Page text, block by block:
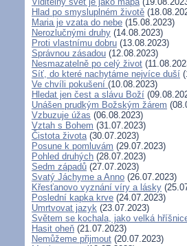
Hlad po smysluplném životě
Maria je vzata do nebe (15.08.2023)
Nerozlučnými druhy (14.08.2023)
Proti vlastnímu dobru (13.08.2023)
Správnou zásadou (12.08.2023)
Nesmazatelně po celý život
Síť, do které nachytáme nejvíce duší
Ve chvíli pokušení (10.08.2023)
Hledat jen čest a slávu Boží
Unášen prudkým Božským žárem
Vzbuzuje úžas (06.08.2023)
Vztah s Bohem (31.07.2023)
Čistota života(30.07.2023)
Posune k pomluvám (29.07.2023)
Pohled druhých (28.07.2023)
Sedm západů (27.07.2023)
Svatý Jáchyme a Anno (26.07.2023)
Křesťanovo vyznání víry a lásky
Poslední kapka krve (24.07.2023)
Umrtvovat jazyk (23.07.2023)
Světem se kochala, jako velká
Hasit oheň (21.07.2023)
Nemůžeme přijmout (20.07.2023)